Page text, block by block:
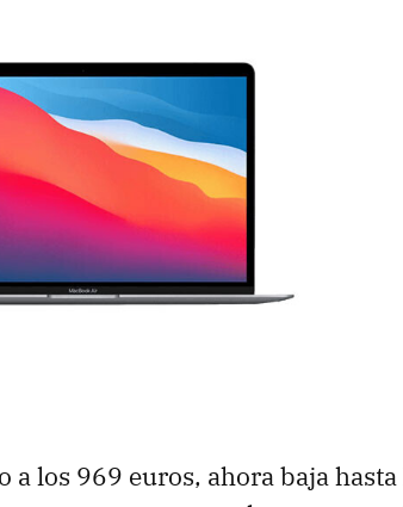
los 969 euros, ahora baja hasta